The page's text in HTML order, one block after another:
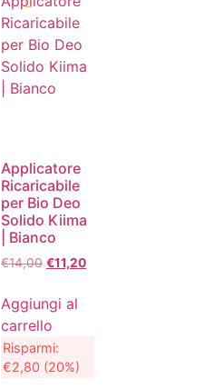
Applicatore
Ricaricabile
per Bio Deo
Solido Kiima
| Bianco
€14,00 €11,20
Aggiungi al
carrello
Risparmi:
€2,80 (20%)